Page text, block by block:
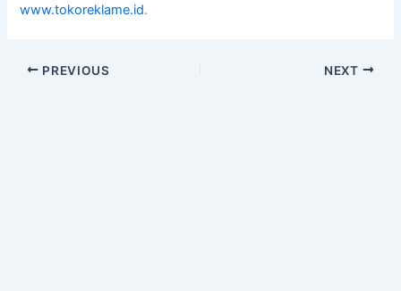
www.tokoreklame.id.
PREVIOUS NEXT